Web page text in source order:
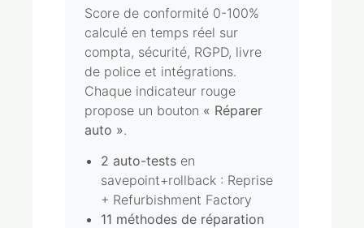
Score de conformité 0-100%
calculé en temps réel sur
compta, sécurité, RGPD, livre
de police et intégrations.
Chaque indicateur rouge
propose un bouton « Réparer
auto ».
2 auto-tests en
savepoint+rollback : Reprise
+ Refurbishment Factory
11 méthodes de réparation